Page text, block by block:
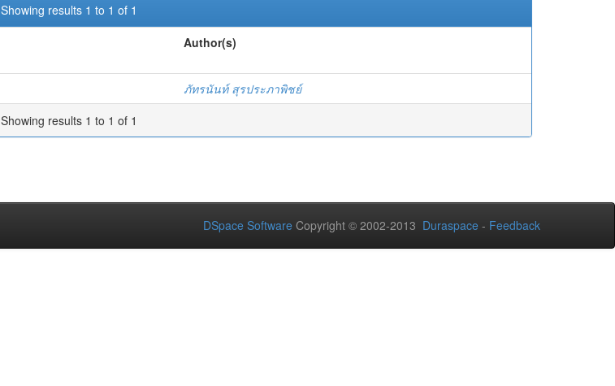
Showing results 1 to 1 of 1
Author(s)
ภัทรนันท์ สุรประภาพิชย์
Showing results 1 to 1 of 1
DSpace Software Copyright © 2002-2013 Duraspace - Feedback